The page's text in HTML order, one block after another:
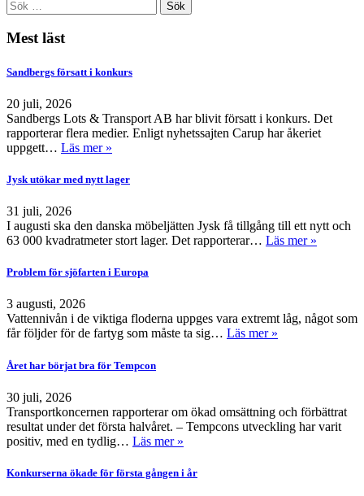
Mest läst
Sandbergs försatt i konkurs
20 juli, 2026
Sandbergs Lots & Transport AB har blivit försatt i konkurs. Det
rapporterar flera medier. Enligt nyhetssajten Carup har åkeriet
uppgett… Läs mer »
Jysk utökar med nytt lager
31 juli, 2026
I augusti ska den danska möbeljätten Jysk få tillgång till ett nytt och
63 000 kvadratmeter stort lager. Det rapporterar… Läs mer »
Problem för sjöfarten i Europa
3 augusti, 2026
Vattennivån i de viktiga floderna uppges vara extremt låg, något som
får följder för de fartyg som måste ta sig… Läs mer »
Året har börjat bra för Tempcon
30 juli, 2026
Transportkoncernen rapporterar om ökad omsättning och förbättrat
resultat under det första halvåret. – Tempcons utveckling har varit
positiv, med en tydlig… Läs mer »
Konkurserna ökade för första gången i år